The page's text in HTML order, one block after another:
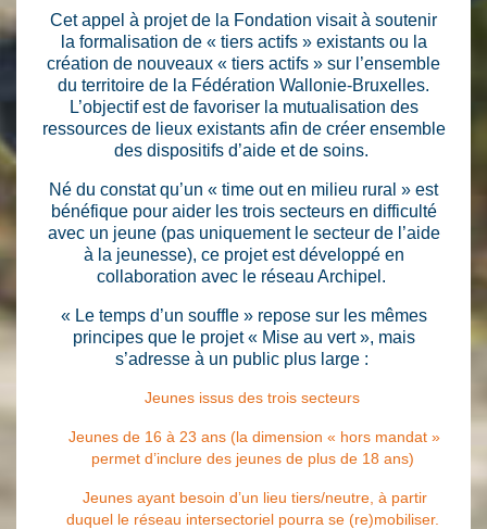
Cet appel à projet de la Fondation visait à soutenir
la formalisation de « tiers actifs » existants ou la
création de nouveaux « tiers actifs » sur l’ensemble
du territoire de la Fédération Wallonie-Bruxelles.
L’objectif est de favoriser la mutualisation des
ressources de lieux existants afin de créer ensemble
des dispositifs d’aide et de soins.
Né du constat qu’un « time out en milieu rural » est
bénéfique pour aider les trois secteurs en difficulté
avec un jeune (pas uniquement le secteur de l’aide
à la jeunesse), ce projet est développé en
collaboration avec le réseau Archipel.
« Le temps d’un souffle » repose sur les mêmes
principes que le projet « Mise au vert », mais
s’adresse à un public plus large :
Jeunes issus des trois secteurs
Jeunes de 16 à 23 ans (la dimension « hors mandat »
permet d’inclure des jeunes de plus de 18 ans)
Jeunes ayant besoin d’un lieu tiers/neutre, à partir
duquel le réseau intersectoriel pourra se (re)mobiliser.